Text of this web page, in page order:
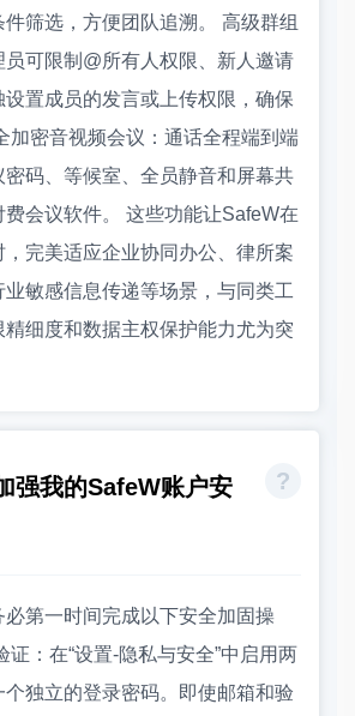
筛选，方便团队追溯。 高级群组
可限制@所有人权限、新人邀请
置成员的发言或上传权限，确保
加密音视频会议：通话全程端到端
密码、等候室、全员静音和屏幕共
会议软件。 这些功能让SafeW在
完美适应企业协同办公、律所案
敏感信息传递等场景，与同类工
细度和数据主权保护能力尤为突
强我的SafeW账户安
必第一时间完成以下安全加固操
证：在“设置-隐私与安全”中启用两
个独立的登录密码。即使邮箱和验